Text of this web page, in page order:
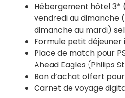
Hébergement hôtel 3*
vendredi au dimanche
dimanche au mardi)
Formule petit déjeuner
Place de match pour
Ahead Eagles (Philips
Bon d’achat offert
Carnet de voyage